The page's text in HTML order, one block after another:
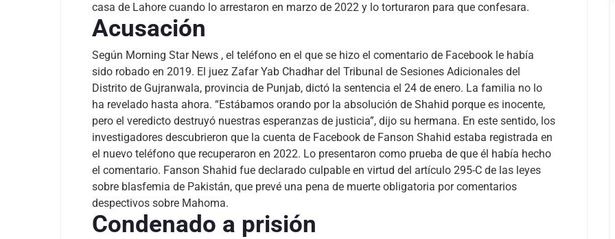
casa de Lahore cuando lo arrestaron en marzo de 2022 y lo torturaron para que confesara.
Acusación
Según Morning Star News , el teléfono en el que se hizo el comentario de Facebook le había
sido robado en 2019. El juez Zafar Yab Chadhar del Tribunal de Sesiones Adicionales del
Distrito de Gujranwala, provincia de Punjab, dictó la sentencia el 24 de enero. La familia no lo
ha revelado hasta ahora. “Estábamos orando por la absolución de Shahid porque es inocente,
pero el veredicto destruyó nuestras esperanzas de justicia”, dijo su hermana. En este sentido, los
investigadores descubrieron que la cuenta de Facebook de Fanson Shahid estaba registrada en
el nuevo teléfono que recuperaron en 2022. Lo presentaron como prueba de que él había hecho
el comentario. Fanson Shahid fue declarado culpable en virtud del artículo 295-C de las leyes
sobre blasfemia de Pakistán, que prevé una pena de muerte obligatoria por comentarios
despectivos sobre Mahoma.
Condenado a prisión